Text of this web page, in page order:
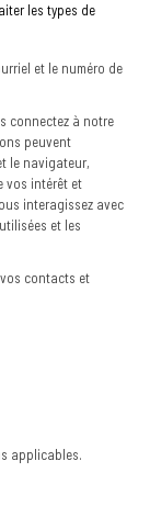
les types de
et le numéro de
connectez à notre
peuvent
le navigateur,
vos intérêt et
interagissez avec
et les
contacts et
applicables.